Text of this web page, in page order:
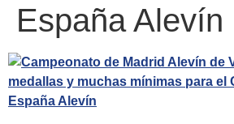
España Alevín